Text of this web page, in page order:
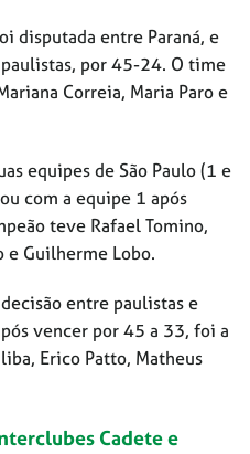
disputada entre Paraná, e
por 45-24. O time
Correia, Maria Paro e
equipes de São Paulo (1 e
com a equipe 1 após
teve Rafael Tomino,
e Guilherme Lobo.
entre paulistas e
vencer por 45 a 33, foi a
Erico Patto, Matheus
Cadete e